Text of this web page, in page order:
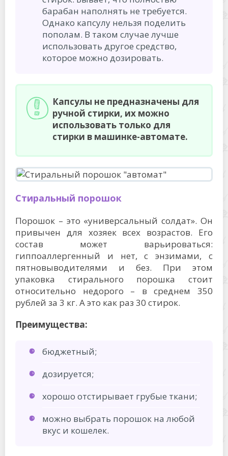
барабан наполнять не требуется.
Однако капсулу нельзя поделить
пополам. В таком случае лучше
использовать другое средство,
которое можно дозировать.
Капсулы не предназначены для
ручной стирки, их можно
использовать только для
стирки в машинке-автомате.
Стиральный порошок
Порошок – это «универсальный солдат». Он
привычен для хозяек всех возрастов. Его
состав может варьироваться:
гиппоаллергенный и нет, с энзимами, с
пятновыводителями и без. При этом
упаковка стирального порошка стоит
относительно недорого – в среднем 350
рублей за 3 кг. А это как раз 30 стирок.
Преимущества:
бюджетный;
дозируется;
хорошо отстирывает грубые ткани;
можно выбрать порошок на любой
вкус и кошелек.